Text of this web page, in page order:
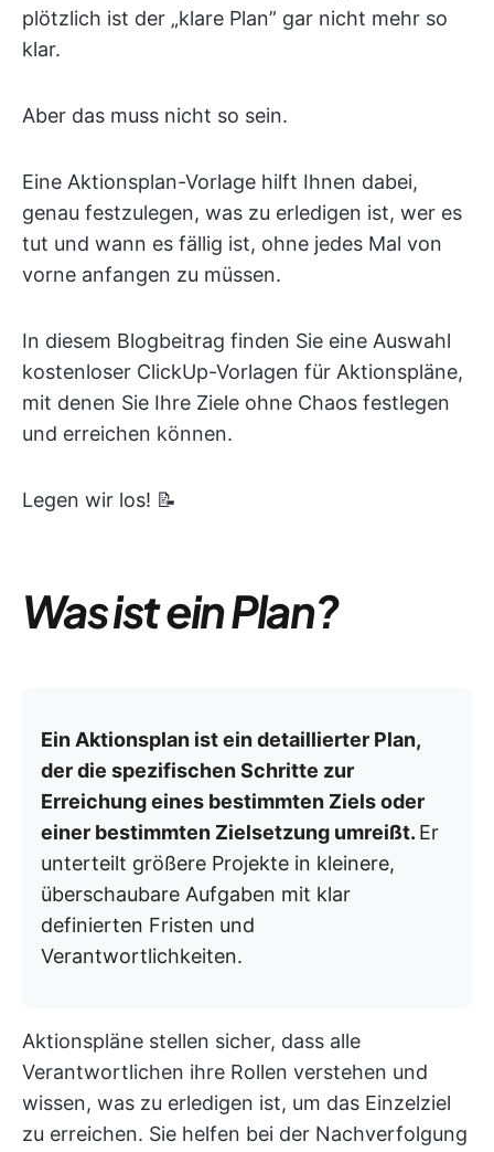
plötzlich ist der „klare Plan” gar nicht mehr so
klar.
Aber das muss nicht so sein.
Eine Aktionsplan-Vorlage hilft Ihnen dabei,
genau festzulegen, was zu erledigen ist, wer es
tut und wann es fällig ist, ohne jedes Mal von
vorne anfangen zu müssen.
In diesem Blogbeitrag finden Sie eine Auswahl
kostenloser ClickUp-Vorlagen für Aktionspläne,
mit denen Sie Ihre Ziele ohne Chaos festlegen
und erreichen können.
Legen wir los! 📝
Was ist ein Plan?
Ein Aktionsplan ist ein detaillierter Plan,
der die spezifischen Schritte zur
Erreichung eines bestimmten Ziels oder
einer bestimmten Zielsetzung umreißt. Er
unterteilt größere Projekte in kleinere,
überschaubare Aufgaben mit klar
definierten Fristen und
Verantwortlichkeiten.
Aktionspläne stellen sicher, dass alle
Verantwortlichen ihre Rollen verstehen und
wissen, was zu erledigen ist, um das Einzelziel
zu erreichen. Sie helfen bei der Nachverfolgung